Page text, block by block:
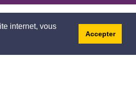
internet, vous
Accepter